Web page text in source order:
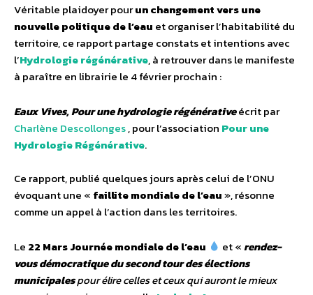
Véritable plaidoyer pourun changement vers une
nouvelle politique de l’eau et organiser l’habitabilité du
territoire, ce rapport partage constats et intentions avec
l’Hydrologie régénérative, à retrouver dans le manifeste
à paraître en librairie le 4 février prochain :
Eaux Vives, Pour une hydrologie régénérativeécrit par
Charlène Descollonges, pour l’association Pour une
Hydrologie Régénérative.
Ce rapport, publié quelques jours après celui de l’ONU
évoquant une « faillite mondiale de l’eau», résonne
comme un appel à l’action dans les territoires.
Le 22 Mars Journée mondiale de l’eau et «rendez-
vous démocratique du second tour des élections
municipalespour élire celles et ceux qui auront le mieux